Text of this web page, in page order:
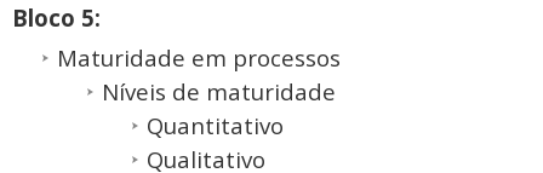
Bloco 5:
Maturidade em processos
Níveis de maturidade
Quantitativo
Qualitativo